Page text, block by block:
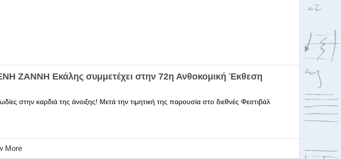
ΖΑΝΝΗ Εκάλης συμμετέχει στην 72η Ανθοκομική Έκθεση
στην καρδιά της άνοιξης! Μετά την τιμητική της παρουσία στο διεθνές Φεστιβάλ
More